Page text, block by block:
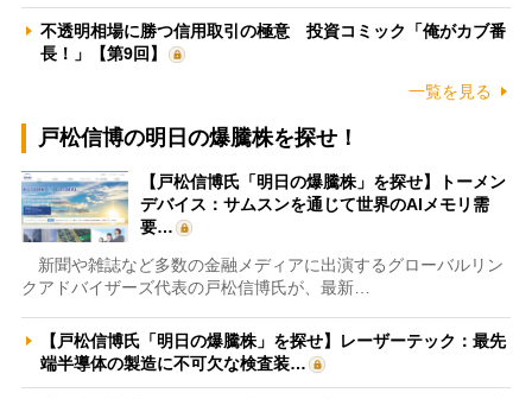
不透明相場に勝つ信用取引の極意 投資コミック「俺がカブ番
長！」【第9回】
一覧を見る
戸松信博の明日の爆騰株を探せ！
【戸松信博氏「明日の爆騰株」を探せ】トーメン
デバイス：サムスンを通じて世界のAIメモリ需
要…
新聞や雑誌など多数の金融メディアに出演するグローバルリン
クアドバイザーズ代表の戸松信博氏が、最新…
【戸松信博氏「明日の爆騰株」を探せ】レーザーテック：最先
端半導体の製造に不可欠な検査装…